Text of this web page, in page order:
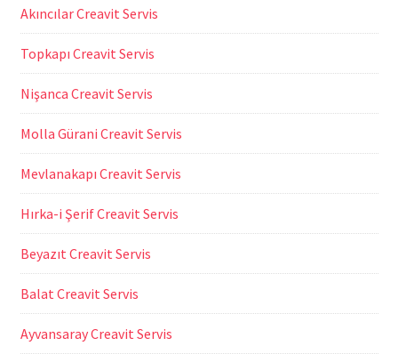
Akıncılar Creavit Servis
Topkapı Creavit Servis
Nişanca Creavit Servis
Molla Gürani Creavit Servis
Mevlanakapı Creavit Servis
Hırka-i Şerif Creavit Servis
Beyazıt Creavit Servis
Balat Creavit Servis
Ayvansaray Creavit Servis